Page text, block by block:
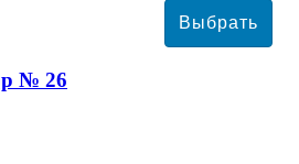
№ 26